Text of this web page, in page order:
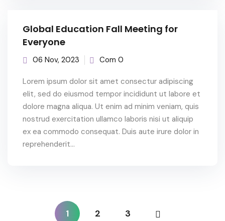
Global Education Fall Meeting for
Everyone
06 Nov, 2023 Com 0
Lorem ipsum dolor sit amet consectur adipiscing
elit, sed do eiusmod tempor incididunt ut labore et
dolore magna aliqua. Ut enim ad minim veniam, quis
nostrud exercitation ullamco laboris nisi ut aliquip
ex ea commodo consequat. Duis aute irure dolor in
reprehenderit...
1 2 3